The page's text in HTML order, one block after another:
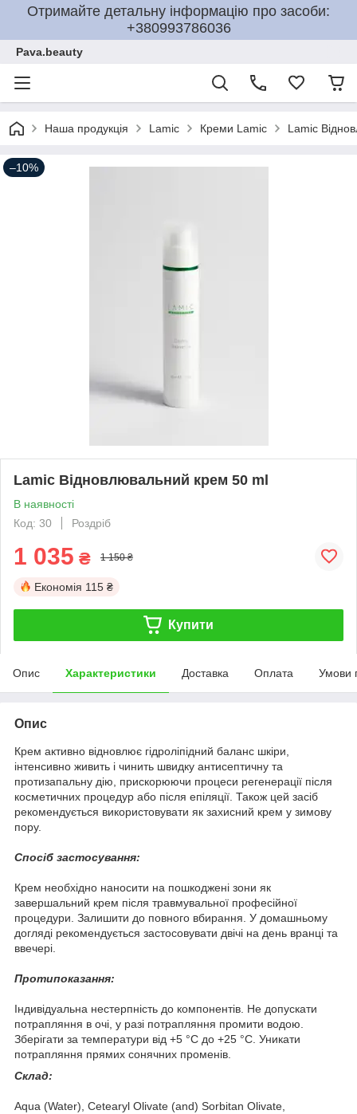
Отримайте детальну інформацію про засоби:
+380993786036
Pava.beauty
Наша продукція Lamic Креми Lamic Lamic
–10%
Lamic Відновлювальний крем 50 ml
В наявності
Код: 30
Роздріб
1 035 ₴ 1 150 ₴
Економія 115 ₴
Купити
Опис Характеристики Доставка Оплата Умови
Опис
Крем активно відновлює гідроліпідний баланс шкіри,
інтенсивно живить і чинить швидку антисептичну та
протизапальну дію, прискорюючи процеси регенерації після
косметичних процедур або після епіляції. Також цей засіб
рекомендується використовувати як захисний крем у зимову
пору.
Спосіб застосування:
Крем необхідно наносити на пошкоджені зони як
завершальний крем після травмувальної професійної
процедури. Залишити до повного вбирання. У домашньому
догляді рекомендується застосовувати двічі на день вранці та
ввечері.
Протипоказання:
Індивідуальна нестерпність до компонентів. Не допускати
потрапляння в очі, у разі потрапляння промити водою.
Зберігати за температури від +5 °C до +25 °C. Уникати
потрапляння прямих сонячних променів.
Склад:
Aqua (Water), Cetearyl Olivate (and) Sorbitan Olivate,